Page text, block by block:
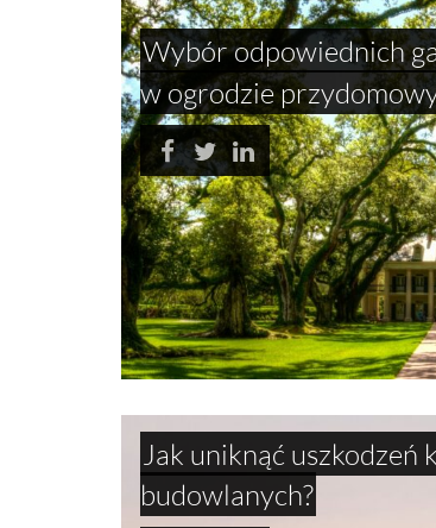
Wybór odpowiednich
w ogrodzie
Jak uniknąć uszkodzeń
budowlanych?